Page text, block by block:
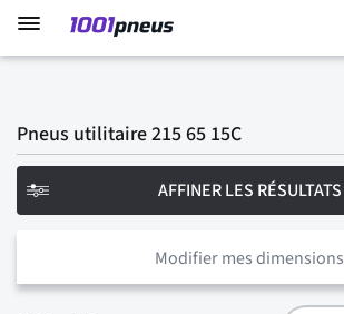
Pneus utilitaire 215 65 15C
Modifier mes dimensions
AFFINER LES RÉSULTATS